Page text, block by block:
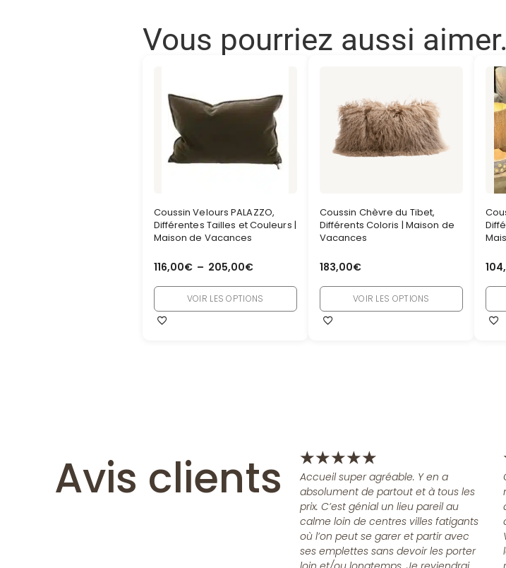
Vous pourriez aussi
Coussin Velours PALAZZO,
Différentes Tailles et Couleurs |
Maison de Vacances
116,00€ – 205,00€
VOIR LES OPTIONS
Coussin Chèvre du Tibet,
Différents Coloris | Maison de
Vacances
183,00€
VOIR LES OPTIONS
Avis clients ★★★★★
Accueil super agréable. Y en a
absolument de partout et à tous les
prix. C’est génial un lieu pareil au
calme loin de centres villes fatigants
où l’on peut se garer et partir avec
ses emplettes sans devoir les porter